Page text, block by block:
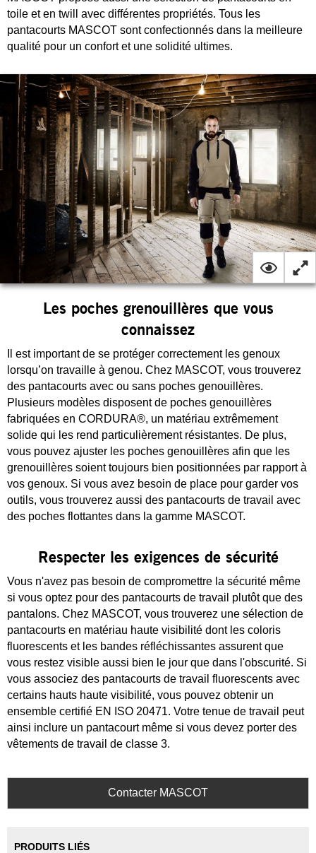
toile et en twill avec différentes propriétés. Tous les
pantacourts MASCOT sont confectionnés dans la meilleure
qualité pour un confort et une solidité ultimes.
Les poches grenouillères que vous
connaissez
Il est important de se protéger correctement les genoux
lorsqu’on travaille à genou. Chez MASCOT, vous trouverez
des pantacourts avec ou sans poches genouillères.
Plusieurs modèles disposent de poches genouillères
fabriquées en CORDURA®, un matériau extrêmement
solide qui les rend particulièrement résistantes. De plus,
vous pouvez ajuster les poches genouillères afin que les
grenouillères soient toujours bien positionnées par rapport à
vos genoux. Si vous avez besoin de place pour garder vos
outils, vous trouverez aussi des pantacourts de travail avec
des poches flottantes dans la gamme MASCOT.
Respecter les exigences de sécurité
Vous n'avez pas besoin de compromettre la sécurité même
si vous optez pour des pantacourts de travail plutôt que des
pantalons. Chez MASCOT, vous trouverez une sélection de
pantacourts en matériau haute visibilité dont les coloris
fluorescents et les bandes réfléchissantes assurent que
vous restez visible aussi bien le jour que dans l'obscurité. Si
vous associez des pantacourts de travail fluorescents avec
certains hauts haute visibilité, vous pouvez obtenir un
ensemble certifié EN ISO 20471. Votre tenue de travail peut
ainsi inclure un pantacourt même si vous devez porter des
vêtements de travail de classe 3.
Contacter MASCOT
PRODUITS LIÉS